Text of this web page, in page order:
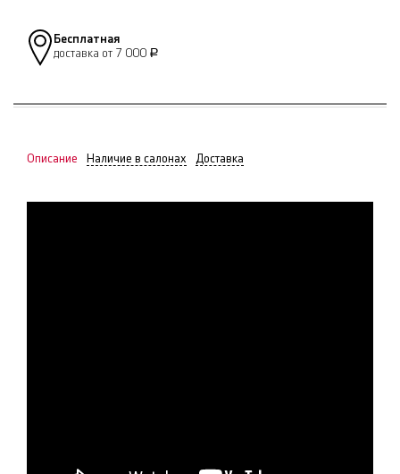
Бесплатная
доставка от 7 000 Р
Описание Наличие в салонах Доставка